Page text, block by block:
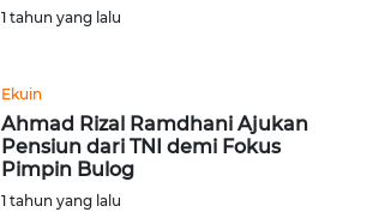
1 tahun yang lalu
Ekuin
Ahmad Rizal Ramdhani Ajukan
Pensiun dari TNI demi Fokus
Pimpin Bulog
1 tahun yang lalu